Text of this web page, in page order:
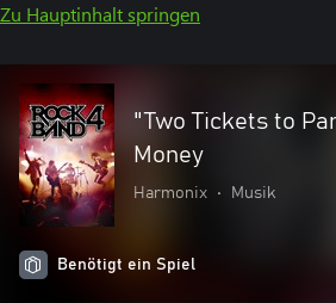
Zu Hauptinhalt springen
"Two Tickets to
Money
Harmonix • Musik
Benötigt ein Spiel